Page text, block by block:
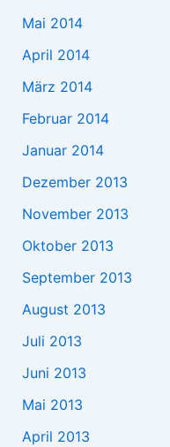
Mai 2014
April 2014
März 2014
Februar 2014
Januar 2014
Dezember 2013
November 2013
Oktober 2013
September 2013
August 2013
Juli 2013
Juni 2013
Mai 2013
April 2013